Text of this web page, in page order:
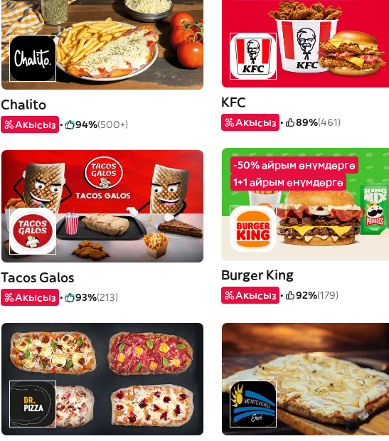
Chalito
Акысыз 94%(500+)
KFC
Акысыз 89%(461)
Tacos Galos
Акысыз 93%(213)
-50% айрым өнүмдөргө
1+1 айрым өнүмдөргө
Burger King
Акысыз 92%(179)